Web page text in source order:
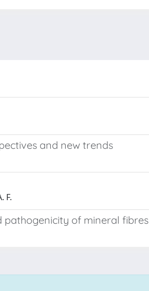
and new trends
F.
pathogenicity of mineral fibres